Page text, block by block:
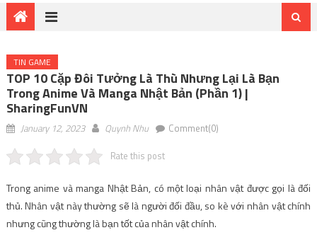
TIN GAME
TOP 10 Cặp Đôi Tưởng Là Thù Nhưng Lại Là Bạn
Trong Anime Và Manga Nhật Bản (Phần 1) |
SharingFunVN
January 12, 2023 Quynh Nhu Comment(0)
Rate this post
Trong anime và manga Nhật Bản, có một loại nhân vật được gọi là đối
thủ. Nhân vật này thường sẽ là người đối đầu, so kè với nhân vật chính
nhưng cũng thường là bạn tốt của nhân vật chính.